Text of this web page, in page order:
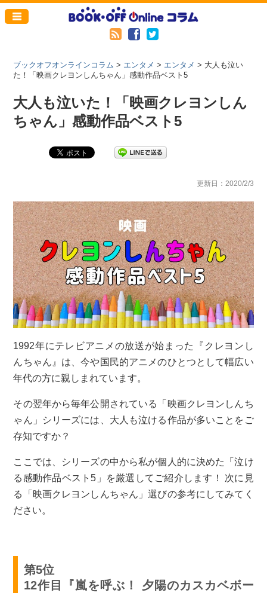
ブックオフオンラインコラム > エンタメ > エンタメ > 大人も泣い
た！「映画クレヨンしんちゃん」感動作品ベスト5
大人も泣いた！「映画クレヨンしん
ちゃん」感動作品ベスト5
更新日：2020/2/3
1992年にテレビアニメの放送が始まった『クレヨンし
んちゃん』は、今や国民的アニメのひとつとして幅広い
年代の方に親しまれています。
その翌年から毎年公開されている「映画クレヨンしんち
ゃん」シリーズには、大人も泣ける作品が多いことをご
存知ですか？
ここでは、シリーズの中から私が個人的に決めた「泣け
る感動作品ベスト5」を厳選してご紹介します！ 次に見
る「映画クレヨンしんちゃん」選びの参考にしてみてく
ださい。
第5位
12作目『嵐を呼ぶ！ 夕陽のカスカベボー